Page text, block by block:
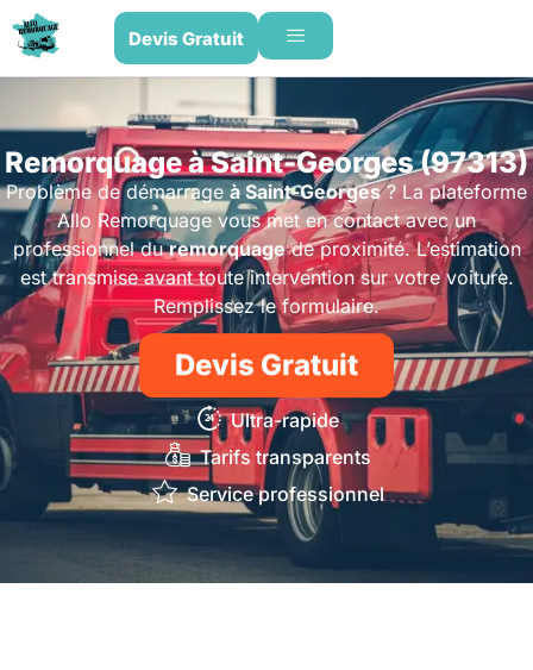
Devis Gratuit
Remorquage à Saint-Georges (97313)
Problème de démarrage à Saint-Georges? La plateforme
Allo Remorquage vous met en contact avec un
professionnel duremorquagede proximité. L’estimation
est transmise avant toute intervention sur votre voiture.
Remplissez le formulaire.
Devis Gratuit
Ultra-rapide
Tarifs transparents
Service professionnel